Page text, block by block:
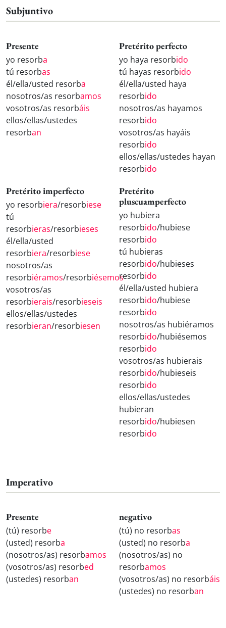
Subjuntivo
Presente
yo resorba
tú resorbas
él/ella/usted resorba
nosotros/as resorbamos
vosotros/as resorbáis
ellos/ellas/ustedes
resorban
Pretérito perfecto
yo haya resorbido
tú hayas resorbido
él/ella/usted haya
resorbido
nosotros/as hayamos
resorbido
vosotros/as hayáis
resorbido
ellos/ellas/ustedes hayan
resorbido
Pretérito imperfecto
yo resorbiera/resorbiese
tú
resorbieras/resorbieses
él/ella/usted
resorbiera/resorbiese
nosotros/as
resorbiéramos/resorbiésemos
vosotros/as
resorbierais/resorbieseis
ellos/ellas/ustedes
resorbieran/resorbiesen
Pretérito
pluscuamperfecto
yo hubiera
resorbido/hubiese
resorbido
tú hubieras
resorbido/hubieses
resorbido
él/ella/usted hubiera
resorbido/hubiese
resorbido
nosotros/as hubiéramos
resorbido/hubiésemos
resorbido
vosotros/as hubierais
resorbido/hubieseis
resorbido
ellos/ellas/ustedes
hubieran
resorbido/hubiesen
resorbido
Imperativo
Presente
(tú) resorbe
(usted) resorba
(nosotros/as) resorbamos
(vosotros/as) resorbed
(ustedes) resorban
negativo
(tú) no resorbas
(usted) no resorba
(nosotros/as) no
resorbamos
(vosotros/as) no resorbáis
(ustedes) no resorban